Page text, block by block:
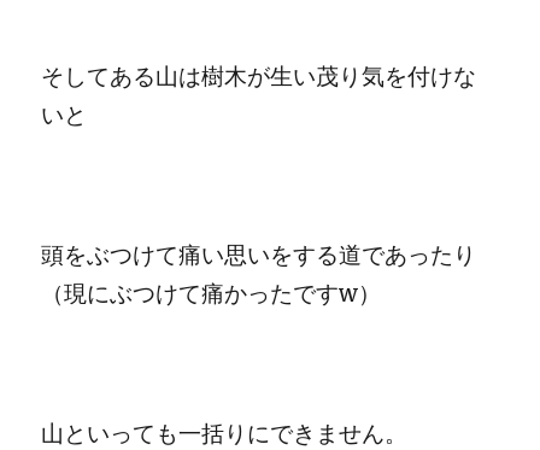
そしてある山は樹木が生い茂り気を付けな
いと
頭をぶつけて痛い思いをする道であったり
（現にぶつけて痛かったですw）
山といっても一括りにできません。